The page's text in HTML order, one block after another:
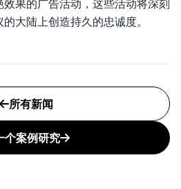
果的广告活动，这些活动将深刻
大陆上创造持久的忠诚度。
所有新闻
个案例研究